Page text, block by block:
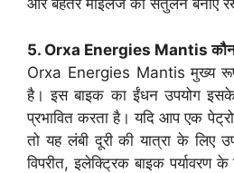
और बेहतर माइलेज का संतुलन बनाए
5. Orxa Energies Mantis कौन
Orxa Energies Mantis मुख्य
है। इस बाइक का ईंधन उपयोग
प्रभावित करता है। यदि आप एक
तो यह लंबी दूरी की यात्रा के लिए
विपरीत, इलेक्ट्रिक बाइक